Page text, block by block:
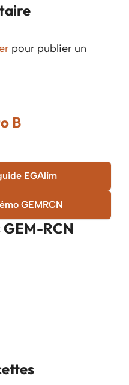
pour publier un
B
EGAlim
GEMRCN
GEM-RCN